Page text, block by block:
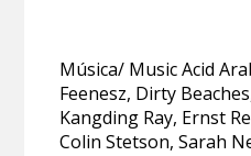
Música/ Music Acid
Feenesz, Dirty
Kangding Ray, Ernst
Colin Stetson, Sarah